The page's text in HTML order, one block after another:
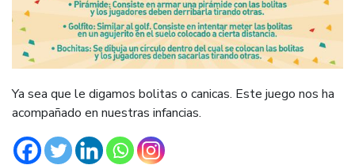
Ya sea que le digamos bolitas o canicas. Este juego nos ha
acompañado en nuestras infancias.